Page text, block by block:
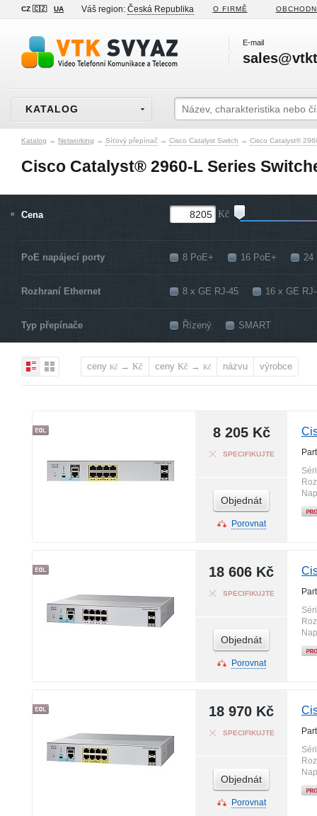
CZ 🇨🇿 UA Váš region: Česká Republika O FIRMĚ
E-mail
KATALOG
Katalog → Networking → Síťový přepínač → Cisco Catalyst Switch → Cisco Catalyst®
Cisco Catalyst® 2960-L Series
Cena Kč
PoE napájecí porty 8 PoE+ 16 PoE+ 24
Rozhraní Ethernet 8 x GE RJ-45 16 x GE
Typ přepínače Řízený SMART
ceny Kč → Kč ceny Kč → Kč názvu výrobce
8 205 Kč
SPECIFIKUJTE
Objednát
Porovnat
18 606 Kč
SPECIFIKUJTE
Objednát
Porovnat
18 970 Kč
SPECIFIKUJTE
Objednát
Porovnat